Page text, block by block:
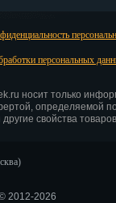
персональных
носит только
определяемой
свойства
2012-2026